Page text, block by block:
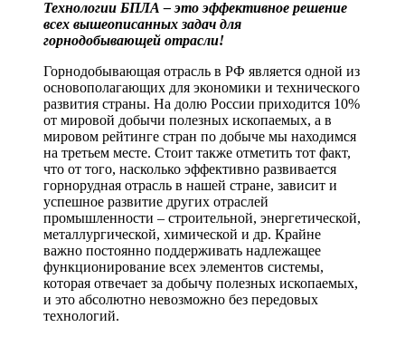
Технологии БПЛА – это эффективное решение
всех вышеописанных задач для
горнодобывающей отрасли!
Горнодобывающая отрасль в РФ является одной из
основополагающих для экономики и технического
развития страны. На долю России приходится 10%
от мировой добычи полезных ископаемых, а в
мировом рейтинге стран по добыче мы находимся
на третьем месте. Стоит также отметить тот факт,
что от того, насколько эффективно развивается
горнорудная отрасль в нашей стране, зависит и
успешное развитие других отраслей
промышленности – строительной, энергетической,
металлургической, химической и др. Крайне
важно постоянно поддерживать надлежащее
функционирование всех элементов системы,
которая отвечает за добычу полезных ископаемых,
и это абсолютно невозможно без передовых
технологий.